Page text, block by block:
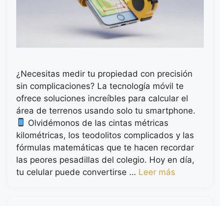
¿Necesitas medir tu propiedad con precisión
sin complicaciones? La tecnología móvil te
ofrece soluciones increíbles para calcular el
área de terrenos usando solo tu smartphone.
Olvidémonos de las cintas métricas
kilométricas, los teodolitos complicados y las
fórmulas matemáticas que te hacen recordar
las peores pesadillas del colegio. Hoy en día,
tu celular puede convertirse … Leer más